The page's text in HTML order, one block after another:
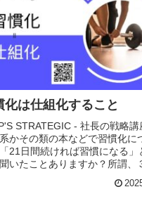
化は仕組化すること
STRATEGIC - 社長の戦略講
かその類の本などで習慣化に
21日間続ければ習慣になる」
いたことありますか？所謂、